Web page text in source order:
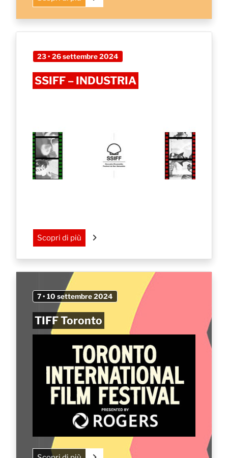
23 • 26 settembre 2024
SSIFF – INDUSTRIA
Scopri di più
7 • 10 settembre 2024
TIFF Toronto